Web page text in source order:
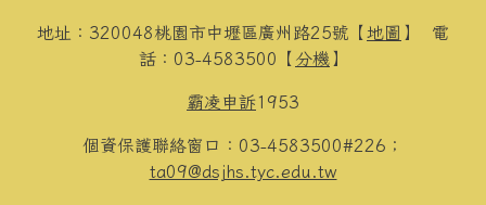
地址：320048桃園市中壢區廣州路25號【 地圖 】 電
話：03-4583500【 分機 】
霸凌申訴1953
個資保護聯絡窗口：03-4583500#226；
ta09@dsjhs.tyc.edu.tw